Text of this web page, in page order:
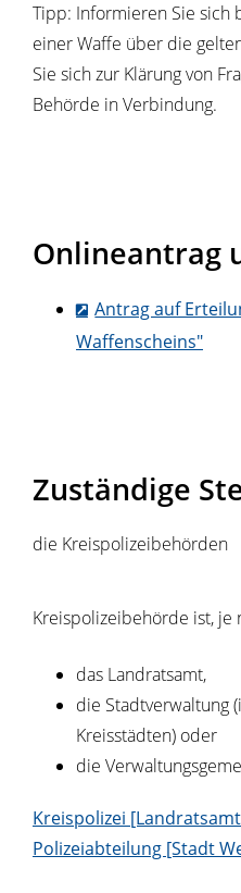
Tipp: Informieren Sie sich
einer Waffe über die
Sie sich zur Klärung von
Behörde in Verbindung.
Onlineantrag
Antrag auf
Waffenscheins"
Zuständige
die Kreispolizeibehörden
Kreispolizeibehörde ist, je
das Landratsamt,
die Stadtverwaltung
Kreisstädten) oder
die
Kreispolizei
Polizeiabteilung [Stadt